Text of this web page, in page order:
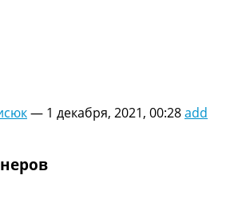
— 1 декабря, 2021, 00:28add